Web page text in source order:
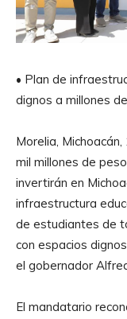
• Plan de
dignos a millones
Morelia,
mil millones de
invertirán en
infraestructura
de estudiantes de
con espacios
el gobernador
El mandatario